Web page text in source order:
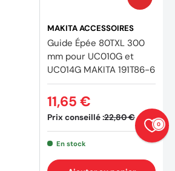
MAKITA ACCESSOIRES
Guide Épée 80TXL 300
mm pour UC010G et
UC014G MAKITA 191T86-6
Prix conseillé :22,80 €
11,65 €
En stock
0